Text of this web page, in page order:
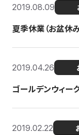
2019.08.09
夏季休業（お盆休
2019.04.26
ゴールデンウィー
2019.02.22